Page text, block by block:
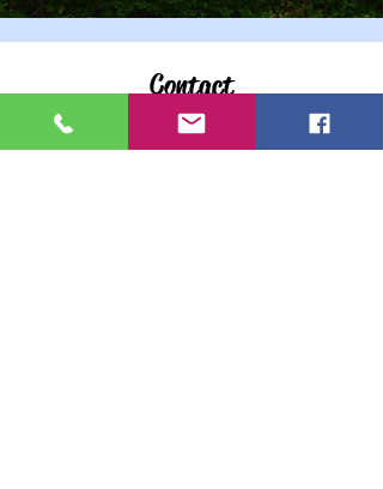
Contact
Stichting tot beheer en exploitatie van